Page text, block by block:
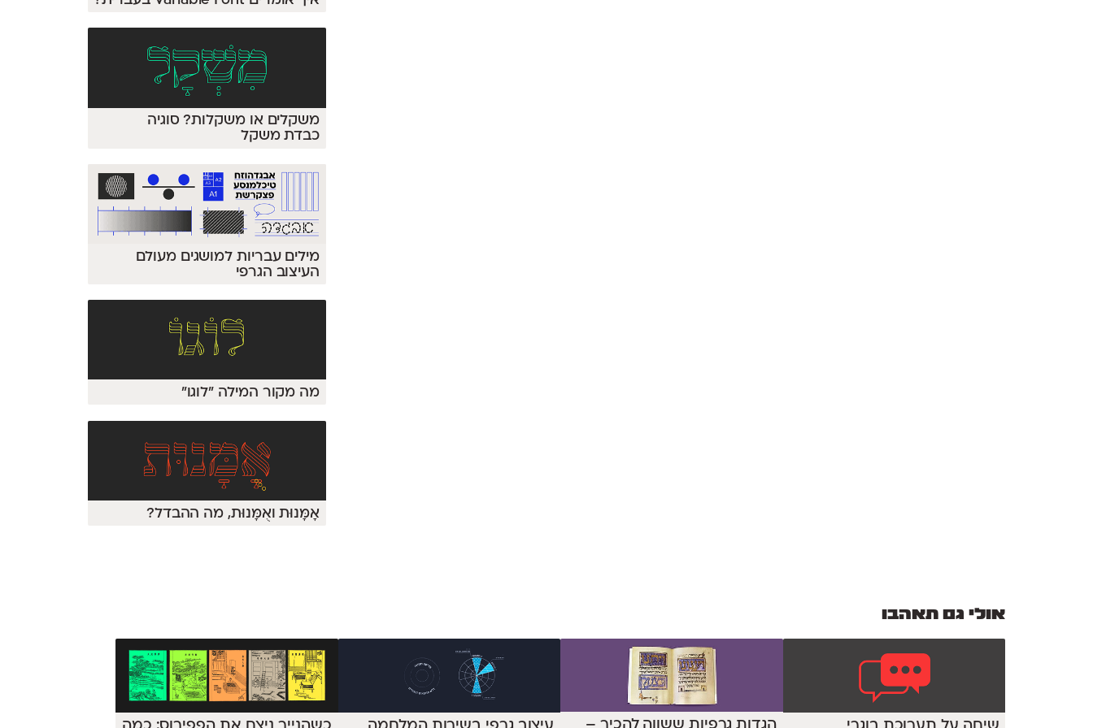
משקלים או משקלות? סוגיה
כבדת משקל
מילים עבריות למושגים מעולם
העיצוב הגרפי
מה מקור המילה ״לוגו״
אָמָּנוּת ואֻמָּנוּת, מה ההבדל?
אולי גם תאהבו